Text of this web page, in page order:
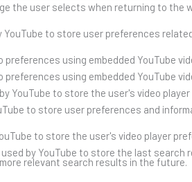
the user selects when returning to the
to store user preferences
using embedded YouTube
using embedded YouTube
to store the user's video
to store user preferences and
to store the user's video player
by YouTube to store the last
relevant search results in the future.